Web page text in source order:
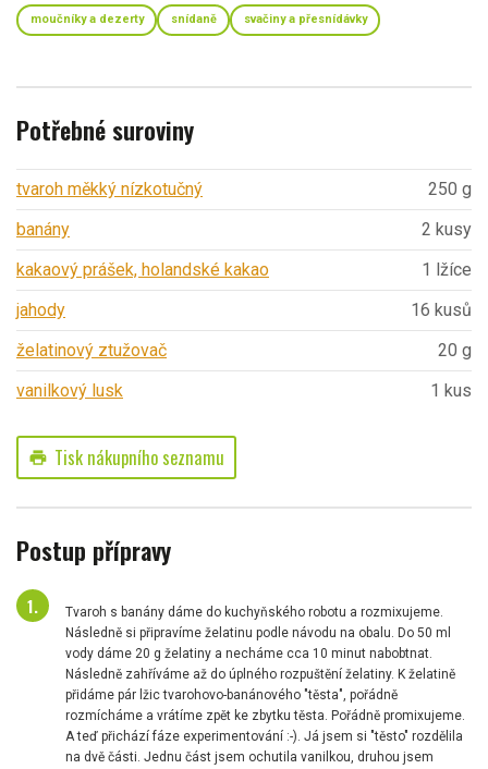
moučníky a dezerty snídaně svačiny a přesnídávky
Potřebné suroviny
tvaroh měkký nízkotučný
250 g
banány
2 kusy
kakaový prášek, holandské kakao
1 lžíce
jahody
16 kusů
želatinový ztužovač
20 g
vanilkový lusk
1 kus
print Tisk nákupního seznamu
Postup přípravy
Tvaroh s banány dáme do kuchyňského robotu a rozmixujeme.
Následně si připravíme želatinu podle návodu na obalu. Do 50 ml
vody dáme 20 g želatiny a necháme cca 10 minut nabobtnat.
Následně zahříváme až do úplného rozpuštění želatiny. K želatině
přidáme pár lžic tvarohovo-banánového "těsta", pořádně
rozmícháme a vrátíme zpět ke zbytku těsta. Pořádně promixujeme.
A teď přichází fáze experimentování :-). Já jsem si "těsto" rozdělila
na dvě části. Jednu část jsem ochutila vanilkou, druhou jsem